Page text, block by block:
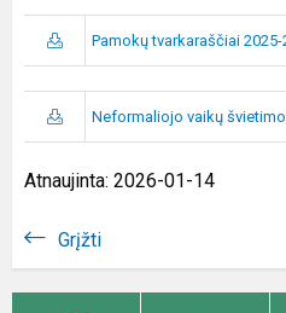
Pamokų tvarkaraščiai 2025-
Neformaliojo vaikų
Atnaujinta: 2026-01-14
Grįžti